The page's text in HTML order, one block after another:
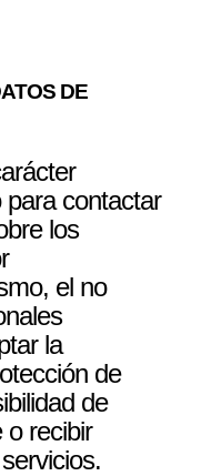
DE
para contactar
los
el no
la
de
de
o recibir